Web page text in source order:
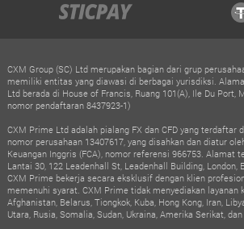
CXM Group (SC) Ltd merupakan bagian dari grup
memiliki entitas yang diawasi di berbagai yurisdiksi.
Ltd berada di House of Francis, Ruang 101(A), Ile Du Port,
nomor pendaftaran 8437923-1)
CXM Prime Ltd adalah pialang FX dan CFD yang terdaftar
nomor perusahaan 13407617, yang disahkan dan diatur
Keuangan Inggris (FCA), nomor referensi 966753. Alamat
Lantai 30, 122 Leadenhall St, Leadenhall Building, London,
CXM Prime bekerja secara eksklusif dengan klien
memenuhi syarat. CXM Prime tidak menyediakan layanan
Afghanistan, Belarus, Tiongkok, Kuba, Hong Kong, Iran,
Utara, Rusia, Somalia, Sudan, Ukraina, Amerika Serikat, dan